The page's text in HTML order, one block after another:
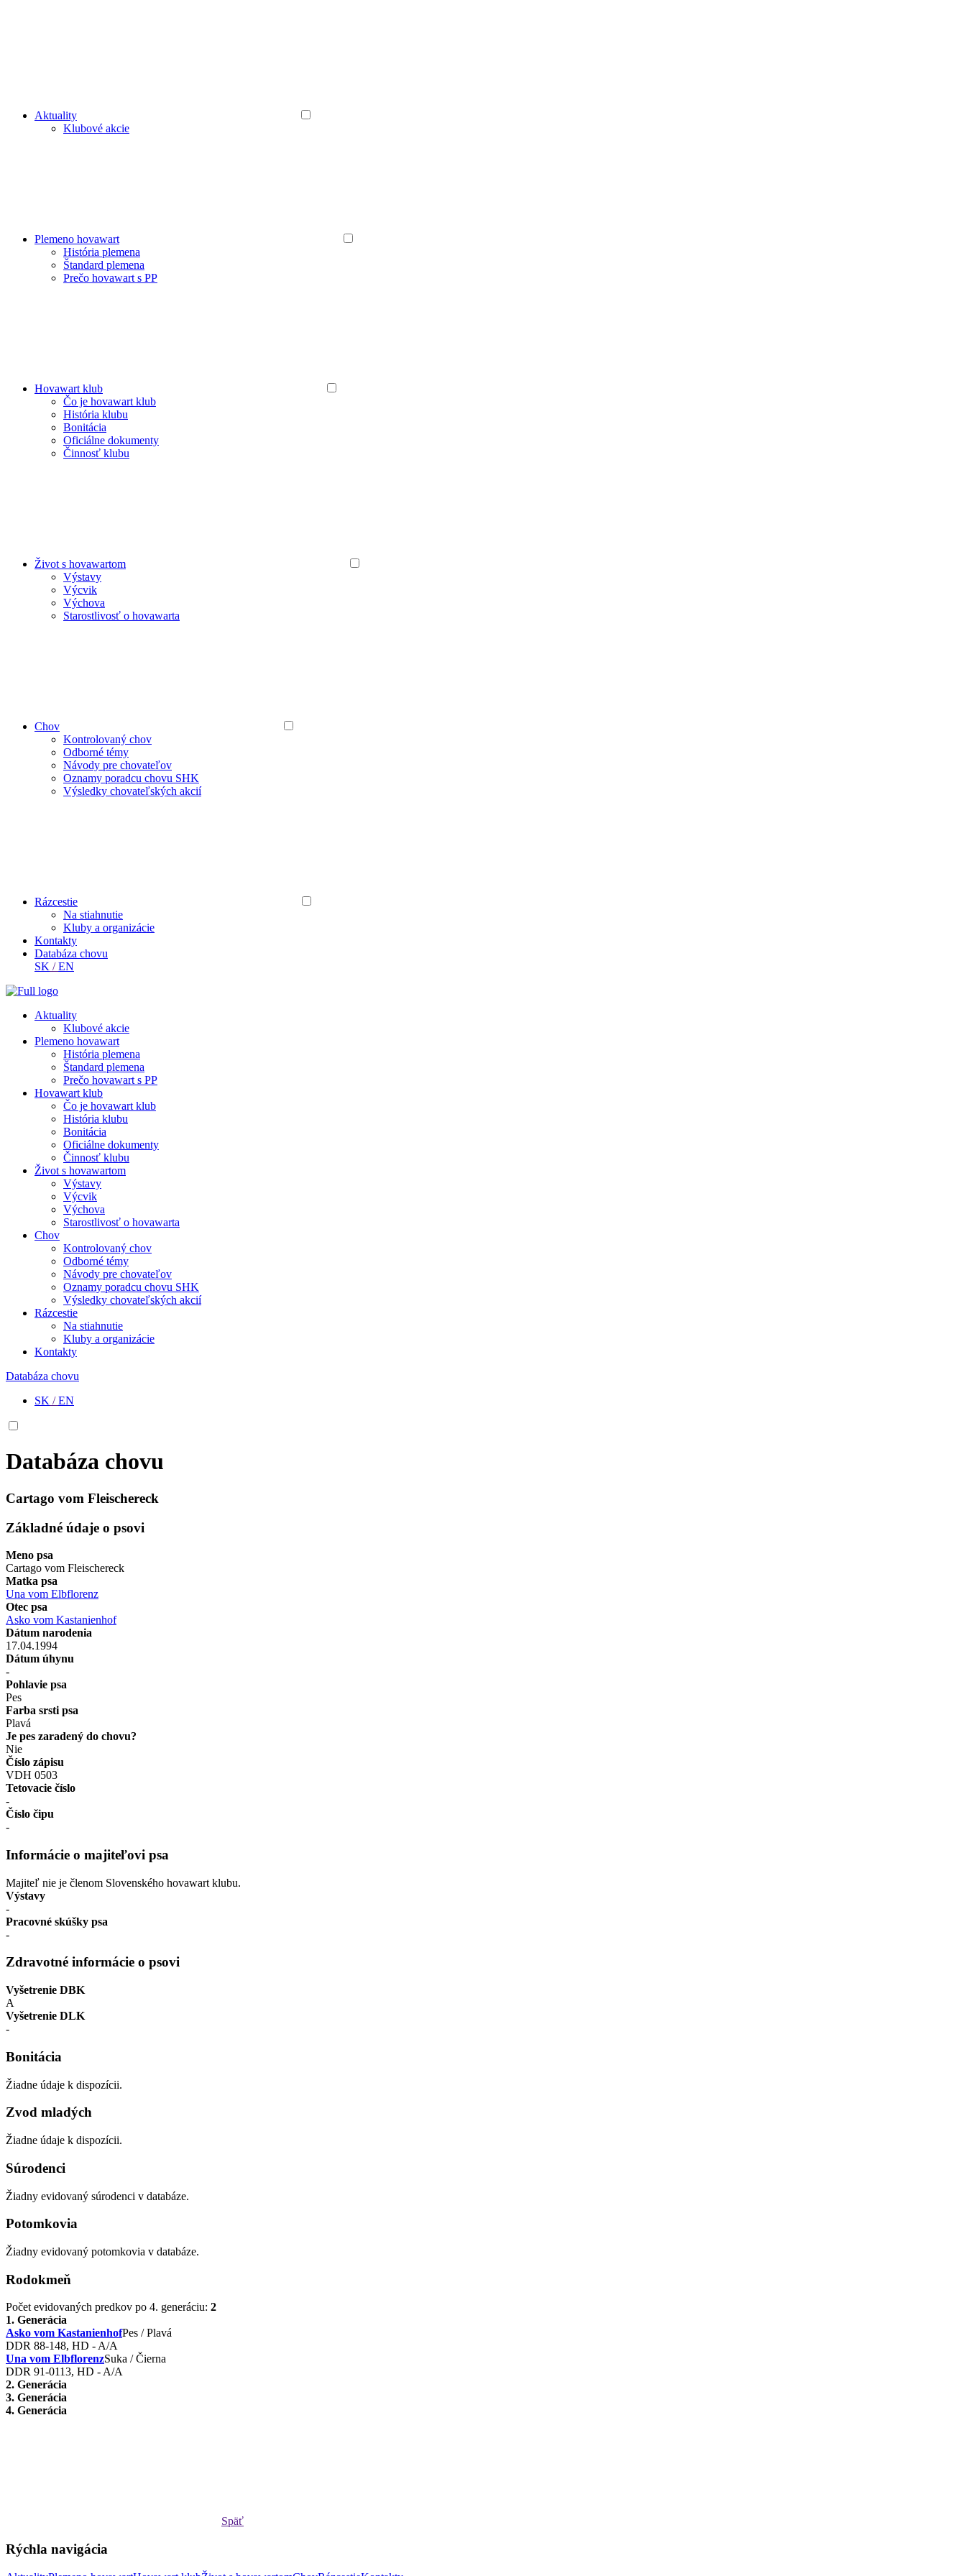
Aktuality
Klubové akcie
Plemeno hovawart
História plemena
Štandard plemena
Prečo hovawart s PP
Hovawart klub
Čo je hovawart klub
História klubu
Bonitácia
Oficiálne dokumenty
Činnosť klubu
Život s hovawartom
Výstavy
Výcvik
Výchova
Starostlivosť o hovawarta
Chov
Kontrolovaný chov
Odborné témy
Návody pre chovateľov
Oznamy poradcu chovu SHK
Výsledky chovateľských akcií
Rázcestie
Na stiahnutie
Kluby a organizácie
Kontakty
Databáza chovu
SK /EN
Aktuality
Klubové akcie
Plemeno hovawart
História plemena
Štandard plemena
Prečo hovawart s PP
Hovawart klub
Čo je hovawart klub
História klubu
Bonitácia
Oficiálne dokumenty
Činnosť klubu
Život s hovawartom
Výstavy
Výcvik
Výchova
Starostlivosť o hovawarta
Chov
Kontrolovaný chov
Odborné témy
Návody pre chovateľov
Oznamy poradcu chovu SHK
Výsledky chovateľských akcií
Rázcestie
Na stiahnutie
Kluby a organizácie
Kontakty
Databáza chovu
SK /EN
Databáza chovu
Cartago vom Fleischereck
Základné údaje o psovi
Meno psa
Cartago vom Fleischereck
Matka psa
Una vom Elbflorenz
Otec psa
Asko vom Kastanienhof
Dátum narodenia
17.04.1994
Dátum úhynu
-
Pohlavie psa
Pes
Farba srsti psa
Plavá
Je pes zaradený do chovu?
Nie
Číslo zápisu
VDH 0503
Tetovacie číslo
-
Číslo čipu
-
Informácie o majiteľovi psa
Majiteľ nie je členom Slovenského hovawart klubu.
Výstavy
-
Pracovné skúšky psa
-
Zdravotné informácie o psovi
Vyšetrenie DBK
A
Vyšetrenie DLK
-
Bonitácia
Žiadne údaje k dispozícii.
Zvod mladých
Žiadne údaje k dispozícii.
Súrodenci
Žiadny evidovaný súrodenci v databáze.
Potomkovia
Žiadny evidovaný potomkovia v databáze.
Rodokmeň
Počet evidovaných predkov po 4. generáciu: 2
1. Generácia
Asko vom KastanienhofPes / Plavá
DDR 88-148, HD - A/A
Una vom ElbflorenzSuka / Čierna
DDR 91-0113, HD - A/A
2. Generácia
3. Generácia
4. Generácia
Späť
Rýchla navigácia